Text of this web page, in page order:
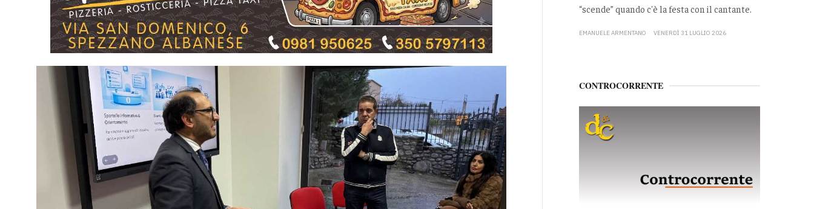
“scende” quando c'è la festa con il cantante.
EMANUELE ARMENTANO VENERDÌ 31 LUGLIO 2026
CONTROCORRENTE